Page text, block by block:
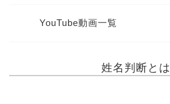
YouTube動画一覧
姓名判断とは